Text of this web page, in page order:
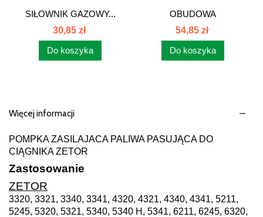
SIŁOWNIK GAZOWY...
30,85 zł
Do koszyka
OBUDOWA
TERMOSTATU Z
OTWOREM...
54,85 zł
Do koszyka
Więcej informacji
POMPKA ZASILAJACA PALIWA PASUJĄCA DO
CIĄGNIKA ZETOR
Zastosowanie
ZETOR
3320, 3321, 3340, 3341, 4320, 4321, 4340, 4341, 5211,
5245, 5320, 5321, 5340, 5340 H, 5341, 6211, 6245, 6320,